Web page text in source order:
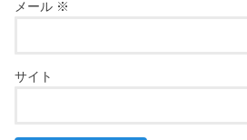
メール ※
サイト